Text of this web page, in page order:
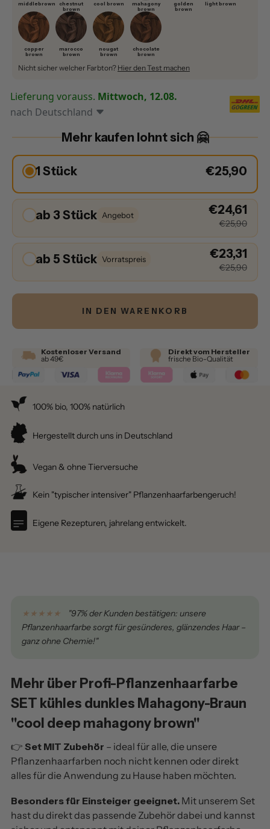
middlebrown
chestnut
brown
cool brown
mahagony
brown
golden
brown
light brown
copper
brown
marocco
brown
nougat
brown
chocolate
brown
Nicht sicher welcher Farbton? Hier den Test machen
Lieferung vorauss. Mittwoch, 12.08.
nach Deutschland
Mehr kaufen lohnt sich 🤗
1 Stück €25,90
ab 3 Stück Angebot €24,61
€25,90
ab 5 Stück Vorratspreis €23,31
€25,90
IN DEN WARENKORB
Kostenloser Versand
ab 49€
Direkt vom Hersteller
frische Bio-Qualität
100% bio, 100% natürlich
Hergestellt durch uns in Deutschland
Vegan & ohne Tierversuche
Kein "typischer intensiver" Pflanzenhaarfarbengeruch!
Eigene Rezepturen, jahrelang entwickelt.
★★★★★
"97% der Kunden bestätigen: unsere
Pflanzenhaarfarbe sorgt für gesünderes, glänzendes Haar –
ganz ohne Chemie!"
Mehr über Profi-Pflanzenhaarfarbe
SET kühles dunkles Mahagony-Braun
"cool deep mahagony brown"
👉 Set MIT Zubehör – ideal für alle, die unsere
Pflanzenhaarfarben noch nicht kennen oder direkt
alles für die Anwendung zu Hause haben möchten.
Besonders für Einsteiger geeignet. Mit unserem Set
hast du direkt das passende Zubehör dabei und kannst